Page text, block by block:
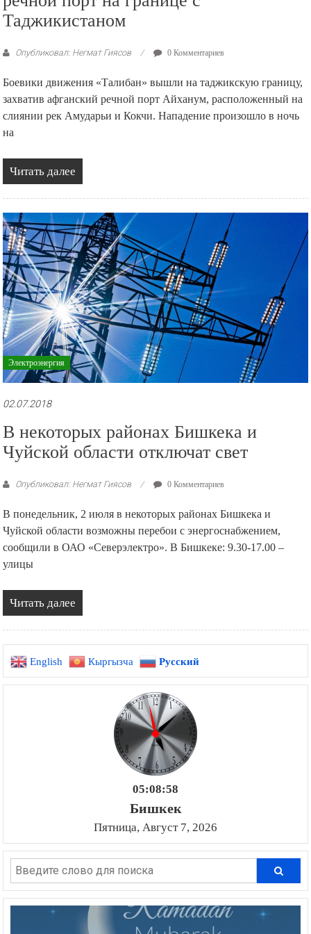
Таджикистаном
Опубликовал: Негмат Гиясов 0 Комментариев
Боевики движения «Талибан» вышли на таджикскую границу,
захватив афганский речной порт Айханум, расположенный на
слиянии рек Амударьи и Кокчи. Нападение произошло в ночь
на
Читать далее
Электроэнергия
02.07.2018
В некоторых районах Бишкека и
Чуйской области отключат свет
Опубликовал: Негмат Гиясов 0 Комментариев
В понедельник, 2 июля в некоторых районах Бишкека и
Чуйской области возможны перебои с энергоснабжением,
сообщили в ОАО «Северэлектро». В Бишкеке: 9.30-17.00 –
улицы
Читать далее
English Кыргызча Русский
05:08:59
Бишкек
Пятница, Август 7, 2026